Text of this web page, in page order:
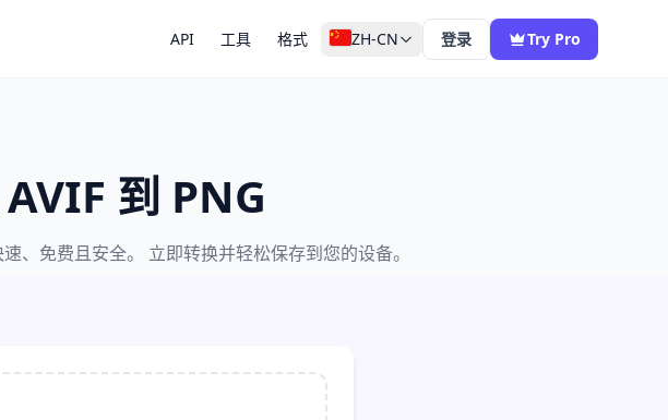
API 工具 格式 ZH-CN 登录 Try Pro
到 PNG
、免费且安全。 立即转换并轻松保存到您的设备。